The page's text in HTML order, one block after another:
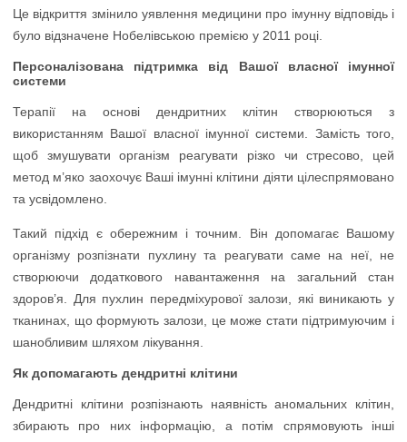
Це відкриття змінило уявлення медицини про імунну відповідь і
було відзначене Нобелівською премією у 2011 році.
Персоналізована підтримка від Вашої власної імунної
системи
Терапії на основі дендритних клітин створюються з
використанням Вашої власної імунної системи. Замість того,
щоб змушувати організм реагувати різко чи стресово, цей
метод м’яко заохочує Ваші імунні клітини діяти цілеспрямовано
та усвідомлено.
Такий підхід є обережним і точним. Він допомагає Вашому
організму розпізнати пухлину та реагувати саме на неї, не
створюючи додаткового навантаження на загальний стан
здоров’я. Для пухлин передміхурової залози, які виникають у
тканинах, що формують залози, це може стати підтримуючим і
шанобливим шляхом лікування.
Як допомагають дендритні клітини
Дендритні клітини розпізнають наявність аномальних клітин,
збирають про них інформацію, а потім спрямовують інші